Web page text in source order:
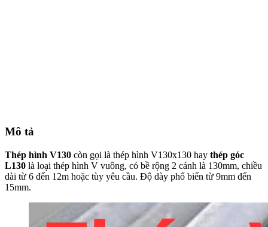
Mô tả
Thép hình V130 còn gọi là thép hình V130x130 hay thép góc
L130 là loại thép hình V vuông, có bề rộng 2 cánh là 130mm, chiều
dài từ 6 đến 12m hoặc tùy yêu cầu. Độ dày phổ biến từ 9mm đến
15mm.